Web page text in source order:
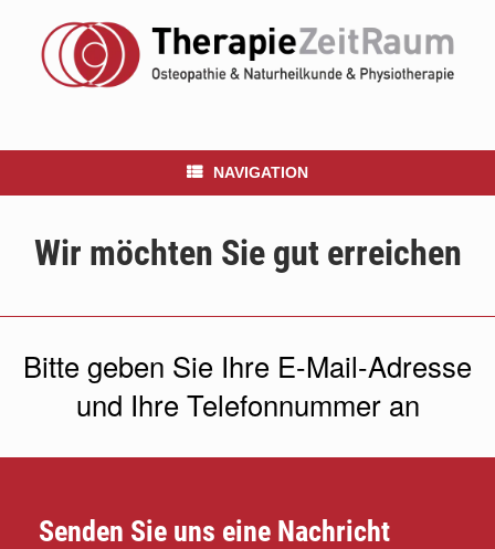
NAVIGATION
Wir möchten Sie gut erreichen
Bitte geben Sie Ihre E-Mail-Adresse
und Ihre Telefonnummer an
Senden Sie uns eine Nachricht